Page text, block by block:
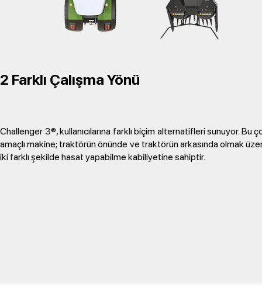
2 Farklı Çalışma Yönü
Challenger 3®, kullanıcılarına farklı biçim alternatifleri sunuyor. Bu
amaçlı makine; traktörün önünde ve traktörün arkasında olmak
iki farklı şekilde hasat yapabilme kabiliyetine sahiptir.